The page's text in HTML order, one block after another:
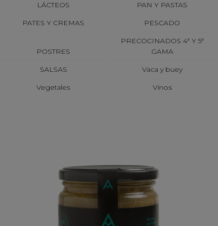
LÁCTEOS PAN Y PASTAS
PATES Y CREMAS PESCADO
POSTRES
PRECOCINADOS 4ª Y 5ª
GAMA
SALSAS Vaca y buey
Vegetales Vinos
escabeche 330 gr.